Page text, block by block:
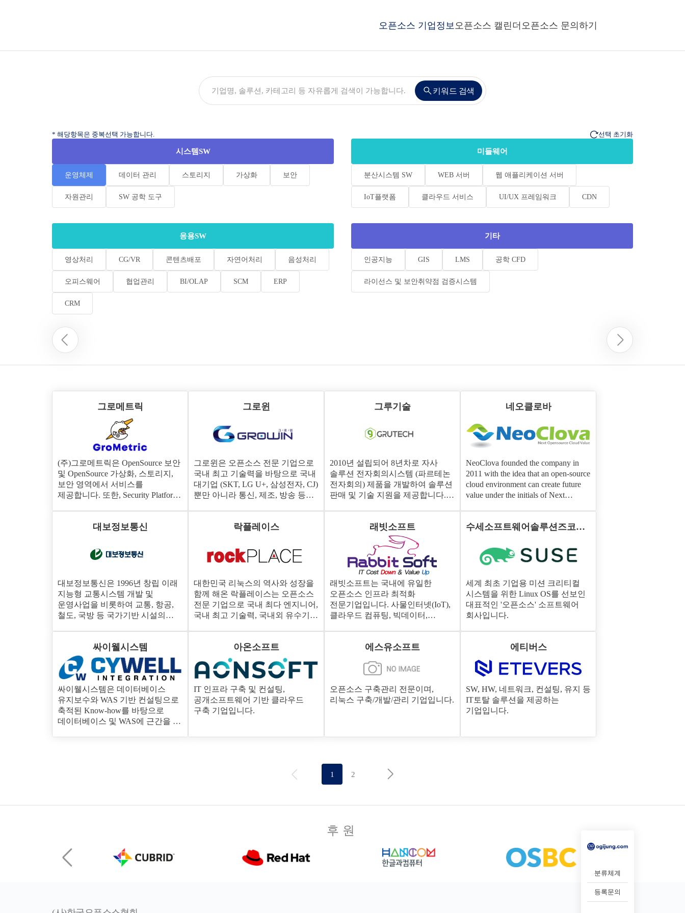
오픈소스 기업정보 오픈소스 캘린더 오픈소스 문의하기
분류체계
등록문의
키워드 검색
* 해당항목은 중복선택 가능합니다. 선택 초기화
시스템SW
운영체제 데이터 관리 스토리지 가상화 보안
자원관리 SW 공학 도구
미들웨어
분산시스템 SW WEB 서버 웹 애플리케이션 서버
IoT플랫폼 클라우드 서비스 UI/UX 프레임워크 CDN
응용SW
영상처리 CG/VR 콘텐츠배포 자연어처리 음성처리
오피스웨어 협업관리 BI/OLAP SCM ERP
CRM
기타
인공지능 GIS LMS 공학 CFD
라이선스 및 보안취약점 검증시스템
그로메트릭
(주)그로메트릭은 OpenSource 보안
및 OpenSource 가상화, 스토리지,
보안 영역에서 서비스를
제공합니다. 또한, Security Platform
그로윈
그로윈은 오픈소스 전문 기업으로
국내 최고 기술력을 바탕으로 국내
대기업 (SKT, LG U+, 삼성전자, CJ)
뿐만 아니라 통신, 제조, 방송 등
위하여 컨설팅, 기술 지원 및
그루기술
2010년 설립되어 8년차로 자사
솔루션 전자회의시스템 (파르테논
전자회의) 제품을 개발하여 솔루션
판매 및 기술 지원을 제공합니다.
제공하는 회사입니다.
네오클로바
NeoClova founded the company in
2011 with the idea that an open-source
cloud environment can create future
value under the initials of Next
company.
대보정보통신
대보정보통신은 1996년 창립 이래
지능형 교통시스템 개발 및
운영사업을 비롯하여 교통, 항공,
철도, 국방 등 국가기반 시설의
락플레이스
대한민국 리눅스의 역사와 성장을
함께 해온 락플레이스는 오픈소스
전문 기업으로 국내 최다 엔지니어,
국내 최고 기술력, 국내외 유수기업
응용 프로그램 전체 범위의
서비스를 제공하고 있습니다.
래빗소프트
래빗소프트는 국내에 유일한
오픈소스 인프라 최적화
전문기업입니다. 사물인터넷(IoT),
클라우드 컴퓨팅, 빅데이터,
오픈소스 인프라 소프트웨어,
비즈니스 가치를 높여 드립니다.
수세소프트웨어솔루션즈코리
세계 최초 기업용 미션 크리티컬
시스템을 위한 Linux OS를 선보인
대표적인 '오픈소스' 소프트웨어
회사입니다.
싸이웰시스템
싸이웰시스템은 데이터베이스
유지보수와 WAS 기반 컨설팅으로
축적된 Know-how를 바탕으로
데이터베이스 및 WAS에 근간을 둔
아온소프트
IT 인프라 구축 및 컨설팅,
공개소프트웨어 기반 클라우드
구축 기업입니다.
에스유소프트
오픈소스 구축관리 전문이며,
리눅스 구축/개발/관리 기업입니다.
에티버스
SW, HW, 네트워크, 컨설팅, 유지 등
IT토탈 솔루션을 제공하는
기업입니다.
1 2
후원